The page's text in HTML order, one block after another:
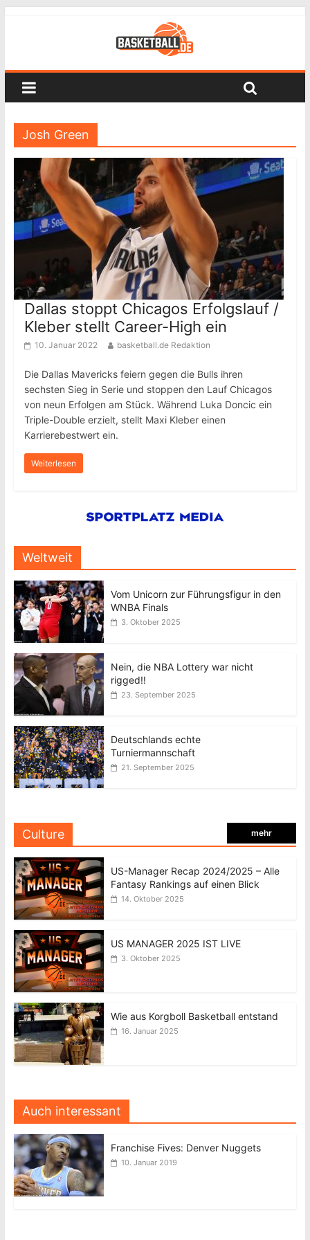
Josh Green
Dallas stoppt Chicagos Erfolgslauf /
Kleber stellt Career-High ein
10. Januar 2022 basketball.de Redaktion
Die Dallas Mavericks feiern gegen die Bulls ihren
sechsten Sieg in Serie und stoppen den Lauf Chicagos
von neun Erfolgen am Stück. Während Luka Doncic ein
Triple-Double erzielt, stellt Maxi Kleber einen
Karrierebestwert ein.
Weiterlesen
Weltweit
Vom Unicorn zur Führungsfigur in den
WNBA Finals
3. Oktober 2025
Nein, die NBA Lottery war nicht
rigged!!
23. September 2025
Deutschlands echte
Turniermannschaft
21. September 2025
Culture mehr
US-Manager Recap 2024/2025 – Alle
Fantasy Rankings auf einen Blick
14. Oktober 2025
US MANAGER 2025 IST LIVE
3. Oktober 2025
Wie aus Korgboll Basketball entstand
16. Januar 2025
Auch interessant
Franchise Fives: Denver Nuggets
10. Januar 2019